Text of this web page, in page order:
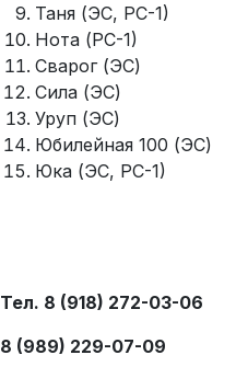
Таня (ЭС, РС-1)
Нота (РС-1)
Сварог (ЭС)
Сила (ЭС)
Уруп (ЭС)
Юбилейная 100 (ЭС)
Юка (ЭС, РС-1)
Тел. 8 (918) 272-03-06
8 (989) 229-07-09